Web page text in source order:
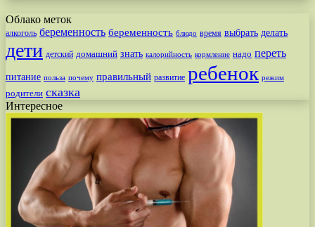
Облако меток
алкоголь беременность беременность блюдо время выбрать делать
дети детский домашний знать калорийность кормление надо переть
питание польза почему правильный развитие ребенок режим
родители сказка
Интересное